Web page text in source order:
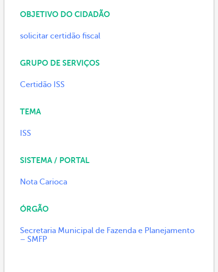
OBJETIVO DO CIDADÃO
solicitar certidão fiscal
GRUPO DE SERVIÇOS
Certidão ISS
TEMA
ISS
SISTEMA / PORTAL
Nota Carioca
ÓRGÃO
Secretaria Municipal de Fazenda e Planejamento
– SMFP